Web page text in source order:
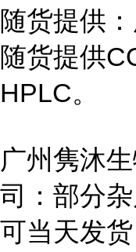
随货提供
随货提供
HPLC。
广州隽沐
司：部分
可当天发